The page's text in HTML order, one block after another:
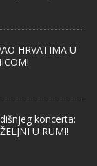
HRVATIMA U
koncerta:
U RUMI!